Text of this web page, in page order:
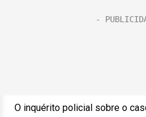
O inquérito policial sobre o